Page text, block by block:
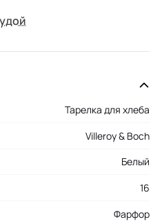
Тарелка для хлеба
Villeroy & Boch
Белый
16
Фарфор